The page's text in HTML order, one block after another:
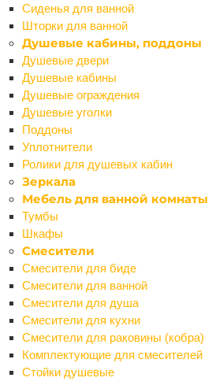
Сиденья для ванной
Шторки для ванной
Душевые кабины, поддоны
Душевые двери
Душевые кабины
Душевые ограждения
Душевые уголки
Поддоны
Уплотнители
Ролики для душевых кабин
Зеркала
Мебель для ванной комнаты
Тумбы
Шкафы
Смесители
Смесители для биде
Смесители для ванной
Смесители для душа
Смесители для кухни
Смесители для раковины (кобра)
Комплектующие для смесителей
Стойки душевые
Заборные секции, ограждения
Назад
Заборные секции, ограждения
Заборные секции
Конусы
Парковочные барьеры и столбики
Таблички мокрый пол
Канализация наружная
Назад
Канализация наружная
Заглушки
Муфты
Обратные клапаны
Отводы
Переходники
Ревизия
Тройники
Трубы
Кровля и водостоки
Назад
Кровля и водостоки
Водосточная система металлическая